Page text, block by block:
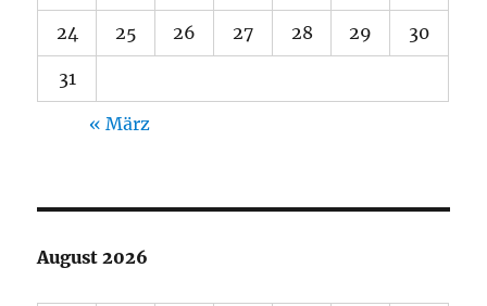
24 25 26 27 28 29 30
31
« März
August 2026